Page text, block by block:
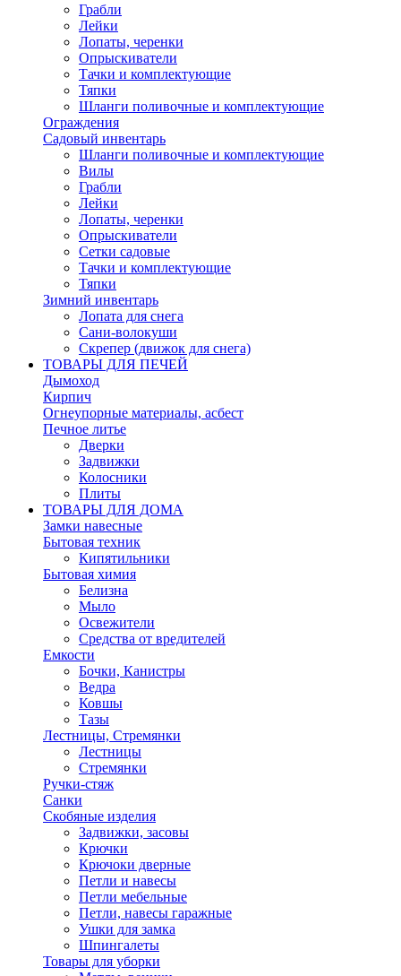
Грабли
Лейки
Лопаты, черенки
Опрыскиватели
Тачки и комплектующие
Тяпки
Шланги поливочные и комплектующие
Ограждения
Садовый инвентарь
Шланги поливочные и комплектующие
Вилы
Грабли
Лейки
Лопаты, черенки
Опрыскиватели
Сетки садовые
Тачки и комплектующие
Тяпки
Зимний инвентарь
Лопата для снега
Сани-волокуши
Скрепер (движок для снега)
ТОВАРЫ ДЛЯ ПЕЧЕЙ
Дымоход
Кирпич
Огнеупорные материалы, асбест
Печное литье
Дверки
Задвижки
Колосники
Плиты
ТОВАРЫ ДЛЯ ДОМА
Замки навесные
Бытовая техник
Кипятильники
Бытовая химия
Белизна
Мыло
Освежители
Средства от вредителей
Емкости
Бочки, Канистры
Ведра
Ковшы
Тазы
Лестницы, Стремянки
Лестницы
Стремянки
Ручки-стяж
Санки
Скобяные изделия
Задвижки, засовы
Крючки
Крючоки дверные
Петли и навесы
Петли мебельные
Петли, навесы гаражные
Ушки для замка
Шпингалеты
Товары для уборки